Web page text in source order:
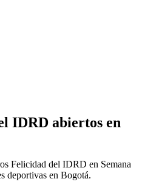
IDRD abiertos en
Felicidad del IDRD en Semana
deportivas en Bogotá.